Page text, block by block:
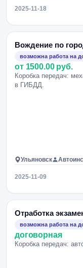
2025-11-18
Вождение по
возможна работа на
от 1500.00 руб.
Коробка передач:
в ГИБДД.
Ульяновск
2025-11-09
Отработка
возможна работа на
договорная
Коробка передач: